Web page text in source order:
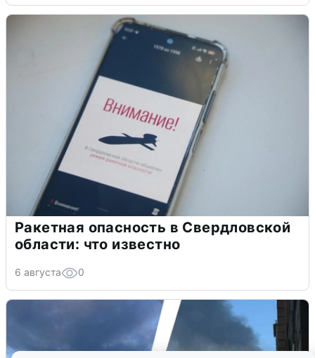
Ракетная опасность в Свердловской
области: что известно
6 августа 0